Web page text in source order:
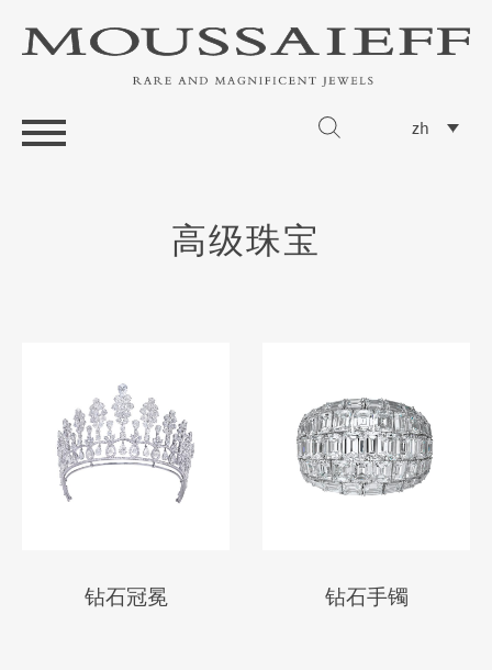
zh
高级珠宝
钻石冠冕 钻石手镯